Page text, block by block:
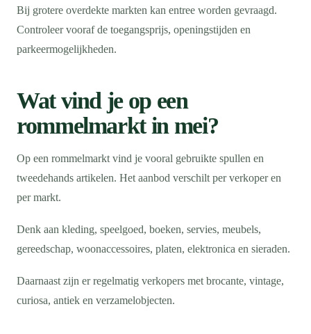
Bij grotere overdekte markten kan entree worden gevraagd.
Controleer vooraf de toegangsprijs, openingstijden en
parkeermogelijkheden.
Wat vind je op een
rommelmarkt in mei?
Op een rommelmarkt vind je vooral gebruikte spullen en
tweedehands artikelen. Het aanbod verschilt per verkoper en
per markt.
Denk aan kleding, speelgoed, boeken, servies, meubels,
gereedschap, woonaccessoires, platen, elektronica en sieraden.
Daarnaast zijn er regelmatig verkopers met brocante, vintage,
curiosa, antiek en verzamelobjecten.